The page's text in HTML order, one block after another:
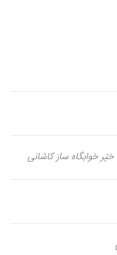
خوابگاه ساز کاشانی